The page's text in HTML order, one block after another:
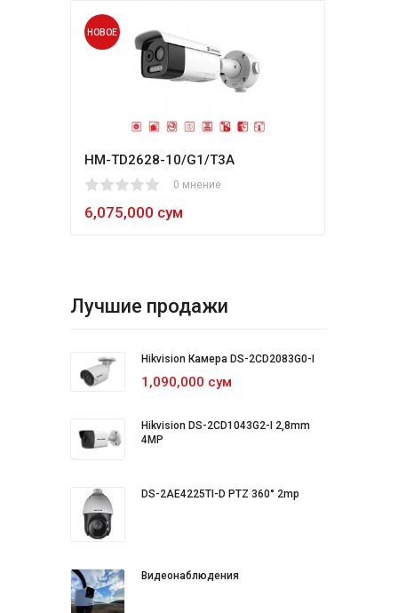
НОВОЕ
HM-TD2628-10/G1/T3A
0 мнение
6,075,000 сум
80
Лучшие продажи
Hikvision Камера DS-2CD2083G0-I
1,090,000 сум
Hikvision DS-2CD1043G2-I 2,8mm
4MP
DS-2AE4225TI-D PTZ 360° 2mp
Видеонаблюдения